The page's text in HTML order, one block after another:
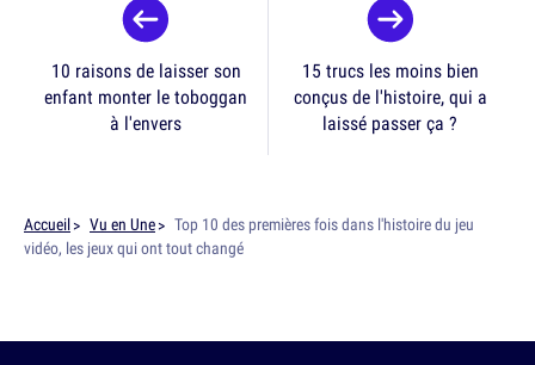
10 raisons de laisser son
enfant monter le toboggan
à l'envers
15 trucs les moins bien
conçus de l'histoire, qui a
laissé passer ça ?
Accueil Vu en Une
Top 10 des premières fois dans l'histoire du jeu
vidéo, les jeux qui ont tout changé